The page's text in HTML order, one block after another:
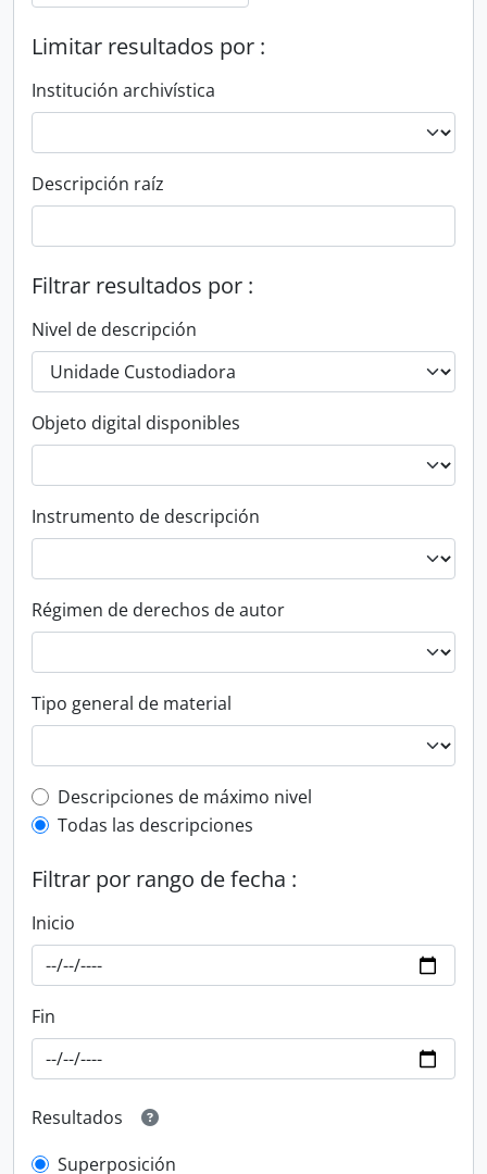
Limitar resultados por :
Institución archivística
Descripción raíz
Filtrar resultados por :
Nivel de descripción
Objeto digital disponibles
Instrumento de descripción
Régimen de derechos de autor
Tipo general de material
Top-level description filter
Descripciones de máximo nivel
Todas las descripciones
Filtrar por rango de fecha :
Inicio
Fin
Resultados
Superposición